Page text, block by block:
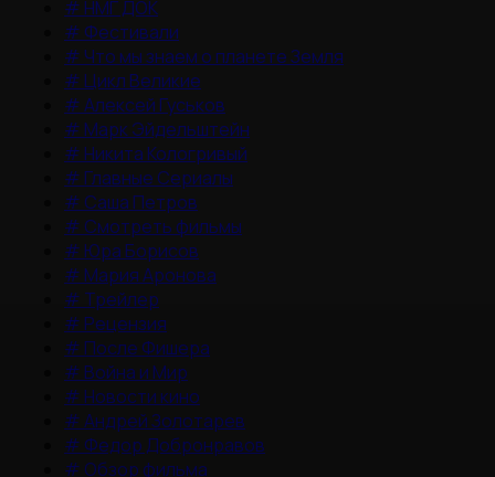
# НМГ ДОК
# Фестивали
# Что мы знаем о планете Земля
# Цикл Великие
#Алексей Гуськов
# Марк Эйдельштейн
# Никита Кологривый
# Главные Сериалы
# Саша Петров
# Смотреть фильмы
# Юра Борисов
# Мария Аронова
# Трейлер
# Рецензия
# После Фишера
# Война и Мир
# Новости кино
#Андрей Золотарев
# Федор Добронравов
# Обзор фильма